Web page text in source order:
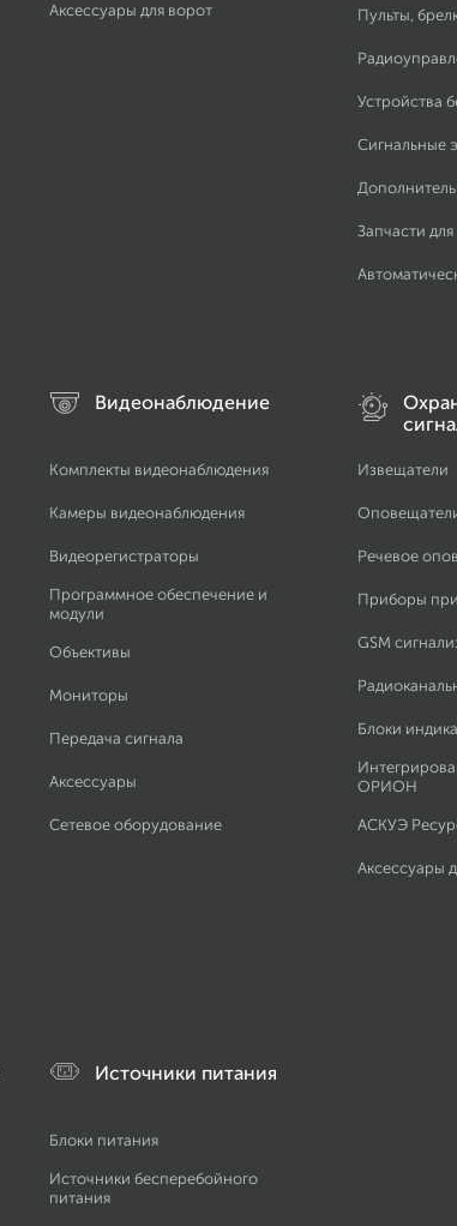
Аксессуары для ворот Пульты,
Устройства
Сигнальные
Запчасти
Видеонаблюдение
Комплекты видеонаблюдения
Камеры видеонаблюдения
Видеорегистраторы
Программное обеспечение и
модули
Объективы
Мониторы
Передача сигнала
Аксессуары
Сетевое оборудование
Извещатели
Речевое
Приборы
GSM
Блоки
ОРИОН
АСКУЭ
Аксессуары
Источники питания
Блоки питания
Источники бесперебойного
питания